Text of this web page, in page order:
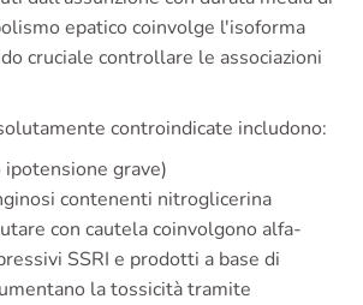
epatico coinvolge l'isoforma
cruciale controllare le associazioni
controindicate includono:
grave)
contenenti nitroglicerina
con cautela coinvolgono alfa-
SSRI e prodotti a base di
la tossicità tramite